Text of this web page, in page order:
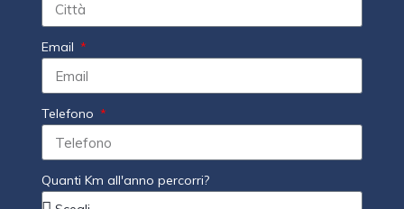
Email
Telefono
Quanti Km all'anno percorri?